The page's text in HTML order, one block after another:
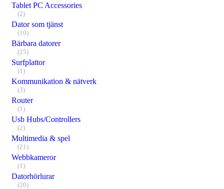
Tablet PC Accessories
(2)
Dator som tjänst
(10)
Bärbara datorer
(25)
Surfplattor
(1)
Kommunikation & nätverk
(3)
Router
(1)
Usb Hubs/Controllers
(2)
Multimedia & spel
(21)
Webbkameror
(1)
Datorhörlurar
(20)